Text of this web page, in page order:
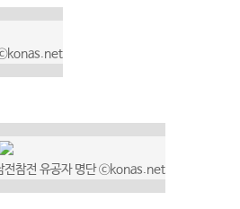
전참전 유공자 명단 ⓒkonas.net